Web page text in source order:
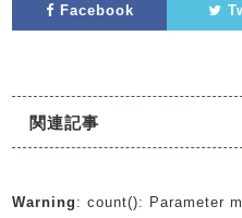
Facebook
関連記事
Warning : count(): Parameter